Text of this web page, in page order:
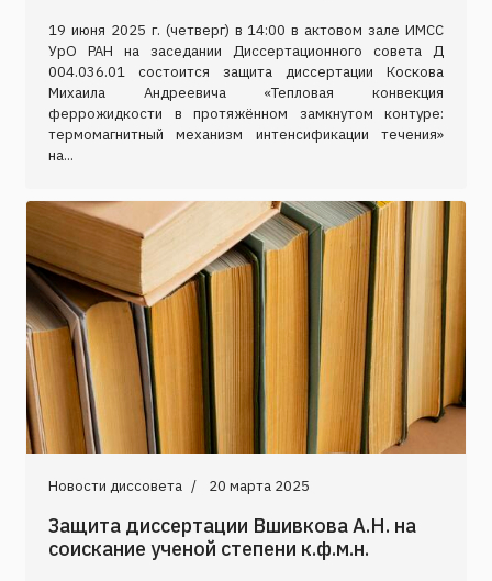
19 июня 2025 г. (четверг) в 14:00 в актовом зале ИМСС
УрО РАН на заседании Диссертационного совета Д
004.036.01 состоится защита диссертации Коскова
Михаила Андреевича «Тепловая конвекция
феррожидкости в протяжённом замкнутом контуре:
термомагнитный механизм интенсификации течения»
на...
Новости диссовета 20 марта 2025
Защита диссертации Вшивкова А.Н. на
соискание ученой степени к.ф.м.н.